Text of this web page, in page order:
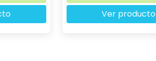
Ver producto